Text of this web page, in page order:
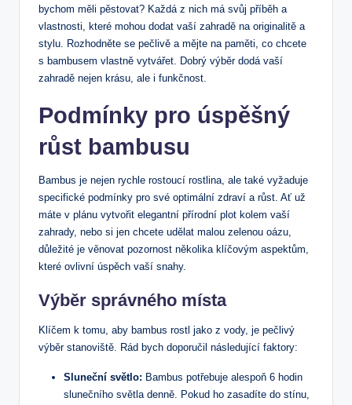
bychom měli pěstovat? Každá z nich má svůj příběh a
vlastnosti, které mohou dodat vaší zahradě na originalitě a
stylu. Rozhodněte se pečlivě a mějte na paměti, co chcete
s bambusem vlastně vytvářet. Dobrý výběr dodá vaší
zahradě nejen krásu, ale i funkčnost.
Podmínky pro úspěšný
růst bambusu
Bambus je nejen rychle rostoucí rostlina, ale také vyžaduje
specifické podmínky pro své optimální zdraví a růst. Ať už
máte v plánu vytvořit elegantní přírodní plot kolem vaší
zahrady, nebo si jen chcete udělat malou zelenou oázu,
důležité je věnovat pozornost několika klíčovým aspektům,
které ovlivní úspěch vaší snahy.
Výběr správného místa
Klíčem k tomu, aby bambus rostl jako z vody, je pečlivý
výběr stanoviště. Rád bych doporučil následující faktory:
Sluneční světlo: Bambus potřebuje alespoň 6 hodin
slunečního světla denně. Pokud ho zasadíte do stínu,